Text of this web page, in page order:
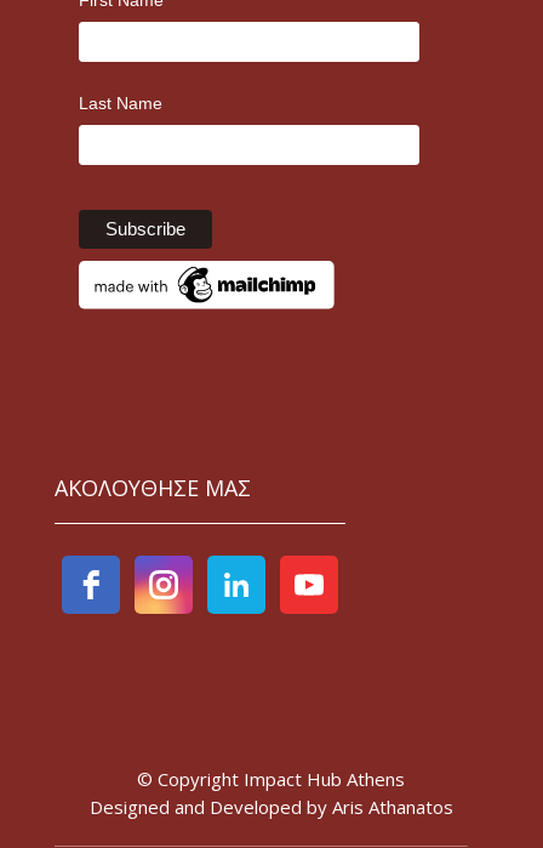
Last Name
ΑΚΟΛΟΥΘΗΣΕ ΜΑΣ
© Copyright Impact Hub Athens
Designed and Developed by Aris Athanatos